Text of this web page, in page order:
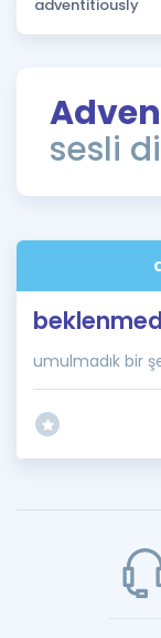
Puan
ÖSYM
İngilizce
sesli
umulmadık bir